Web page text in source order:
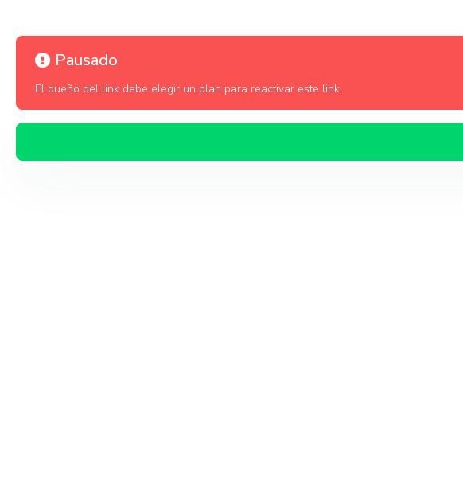
Pausado
El dueño del link debe elegir un plan para reactivar este link.